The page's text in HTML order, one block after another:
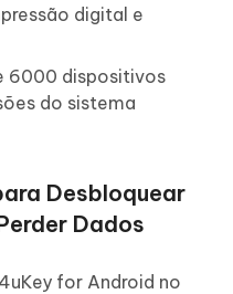
digital e
6000 dispositivos
do sistema
Desbloquear
Dados
for Android no